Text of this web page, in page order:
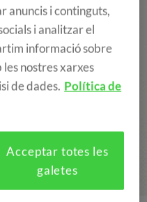
duración en períodos
anuncis i continguts,
i analitzar el
informació sobre
nostres xarxes
de dades. Política de
Acceptar totes les
galetes